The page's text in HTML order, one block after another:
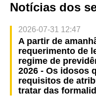
Notícias dos
2026-07-31 12:47
A partir de
requerimento de
regime de
2026 - Os idosos
requisitos de
tratar das